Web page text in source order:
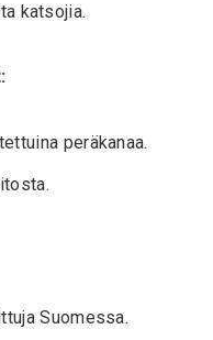
katsojia.
peräkanaa.
Suomessa.